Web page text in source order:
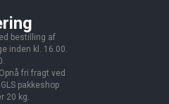
bestilling af
inden kl. 16.00.
fri fragt ved
pakkeshop
20 kg.